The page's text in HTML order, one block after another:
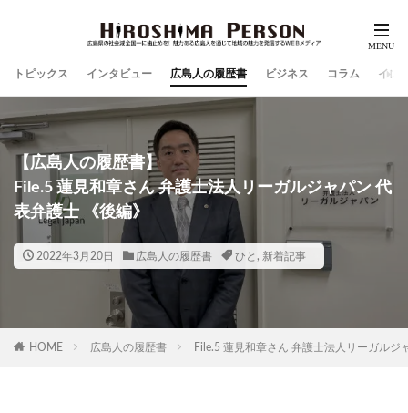
トピックス インタビュー 広島人の履歴書 ビジネス コラム イン
【広島人の履歴書】
File.5 蓮見和章さん 弁護士法人リーガルジャパン 代
表弁護士 《後編》
2022年3月20日 広島人の履歴書 ひと , 新着記事
HOME 広島人の履歴書 File.5 蓮見和章さん 弁護士法人リーガルジ